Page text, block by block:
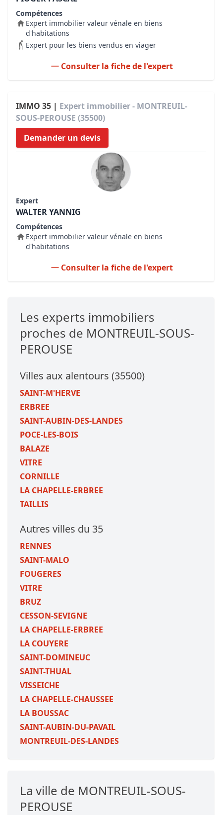
Compétences
Expert immobilier valeur vénale en biens
d'habitations
Expert pour les biens vendus en viager
Consulter la fiche de l'expert
IMMO 35 | Expert immobilier - MONTREUIL-
SOUS-PEROUSE (35500)
Demander un devis
Expert
WALTER YANNIG
Compétences
Expert immobilier valeur vénale en biens
d'habitations
Consulter la fiche de l'expert
Les experts immobiliers
proches de MONTREUIL-SOUS-
PEROUSE
Villes aux alentours (35500)
SAINT-M'HERVE
ERBREE
SAINT-AUBIN-DES-LANDES
POCE-LES-BOIS
BALAZE
VITRE
CORNILLE
LA CHAPELLE-ERBREE
TAILLIS
Autres villes du 35
RENNES
SAINT-MALO
FOUGERES
VITRE
BRUZ
CESSON-SEVIGNE
LA CHAPELLE-ERBREE
LA COUYERE
SAINT-DOMINEUC
SAINT-THUAL
VISSEICHE
LA CHAPELLE-CHAUSSEE
LA BOUSSAC
SAINT-AUBIN-DU-PAVAIL
MONTREUIL-DES-LANDES
La ville de MONTREUIL-SOUS-
PEROUSE